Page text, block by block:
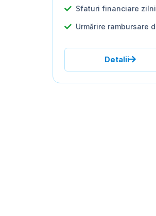
Sfaturi financiare
Urmărire rambursare
Detalii